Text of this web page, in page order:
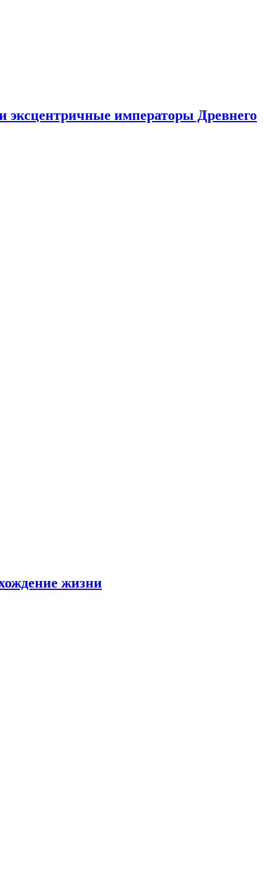
эксцентричные императоры Древнего
жизни